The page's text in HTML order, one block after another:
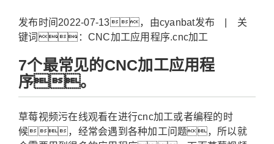
发布时间2022-07-13，由cyanbat发布 | 关
键词：CNC加工应用程序.cnc加工
7个最常见的CNC加工应用程
序。
草莓视频污在线观看在进行cnc加工或者编程的时
候，经常会遇到各种加工问题，所以就